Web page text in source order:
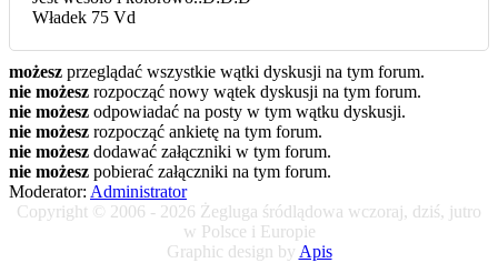
Władek 75 Vd
możesz przeglądać wszystkie wątki dyskusji na tym forum.
nie możesz rozpocząć nowy wątek dyskusji na tym forum.
nie możesz odpowiadać na posty w tym wątku dyskusji.
nie możesz rozpocząć ankietę na tym forum.
nie możesz dodawać załączniki w tym forum.
nie możesz pobierać załączniki na tym forum.
Moderator: Administrator
Copyright © 2006 - 2026 Żegluga śródlądowa wczoraj, dziś, jutro
w Polsce i Europie
Graphic design by Apis